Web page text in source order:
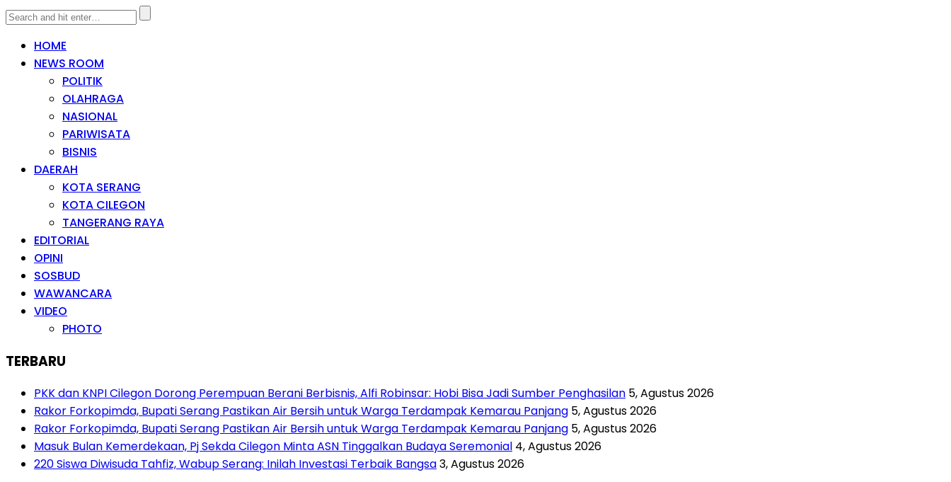
HOME
NEWS ROOM
POLITIK
OLAHRAGA
NASIONAL
PARIWISATA
BISNIS
DAERAH
KOTA SERANG
KOTA CILEGON
TANGERANG RAYA
EDITORIAL
OPINI
SOSBUD
WAWANCARA
VIDEO
PHOTO
TERBARU
PKK dan KNPI Cilegon Dorong Perempuan Berani Berbisnis, Alfi Robinsar: Hobi Bisa Jadi Sumber Penghasilan 5, Agustus 2026
Rakor Forkopimda, Bupati Serang Pastikan Air Bersih untuk Warga Terdampak Kemarau Panjang 5, Agustus 2026
Rakor Forkopimda, Bupati Serang Pastikan Air Bersih untuk Warga Terdampak Kemarau Panjang 5, Agustus 2026
Masuk Bulan Kemerdekaan, Pj Sekda Cilegon Minta ASN Tinggalkan Budaya Seremonial 4, Agustus 2026
220 Siswa Diwisuda Tahfiz, Wabup Serang: Inilah Investasi Terbaik Bangsa3, Agustus 2026